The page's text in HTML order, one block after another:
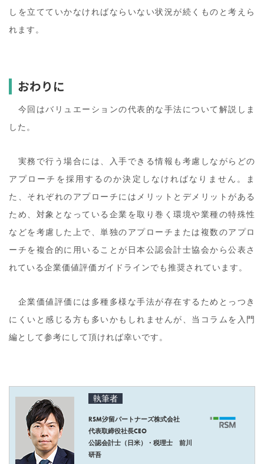
しを立てていかなければならいない状況が続くものと考えら
れます。
おわりに
今回はバリュエーションの代表的な手法について解説しま
した。
実務で行う場合には、入手できる情報も考慮しながらどの
アプローチを採用するのか決定しなければなりません。ま
た、それぞれのアプローチにはメリットとデメリットがある
ため、対象となっている企業を取り巻く環境や業種の特殊性
などを考慮した上で、単独のアプローチまたは複数のアプロ
ーチを複合的に用いることが日本公認会計士協会から公表さ
れている企業価値評価ガイドラインでも推奨されています。
企業価値評価には多種多様な手法が存在するためとっつき
にくいと感じる方も多いかもしれませんが、当コラムを入門
編として参考にして頂ければ幸いです。
執筆者
RSM汐留パートナーズ株式会社
代表取締役社長CEO
公認会計士（日米）・税理士 前川
研吾